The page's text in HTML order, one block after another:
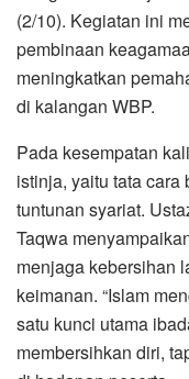
(2/10). Kegiatan ini
pembinaan
meningkatkan
di kalangan WBP.
Pada kesempatan
istinja, yaitu tata
tuntunan syariat.
Taqwa
menjaga kebersihan
keimanan. “Islam
satu kunci utama
membersihkan diri,